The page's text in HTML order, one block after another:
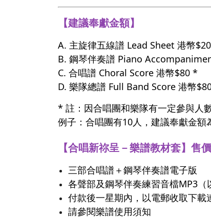
【建議奉獻金額】
A. 主旋律五線譜 Lead Sheet 港幣$20
B. 鋼琴伴奏譜 Piano
C. 合唱譜 Choral Score 港幣$80 *
D. 樂隊總譜 Full Band Score 港幣
* 註：因合唱團和樂隊有一定參與人
例子：合唱團有10人，建議奉獻金額
【合唱新祢呈－樂譜教材套】售
三部合唱譜＋鋼琴伴奏譜電子版
各聲部及鋼琴伴奏練習音檔MP3（
付款後一星期內，以電郵收取下載
請參閱樂譜使用須知